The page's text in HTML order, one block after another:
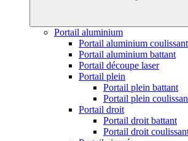
Portail aluminium
Portail aluminium coulissant
Portail aluminium battant
Portail découpe laser
Portail plein
Portail plein battant
Portail plein
Portail droit
Portail droit battant
Portail droit